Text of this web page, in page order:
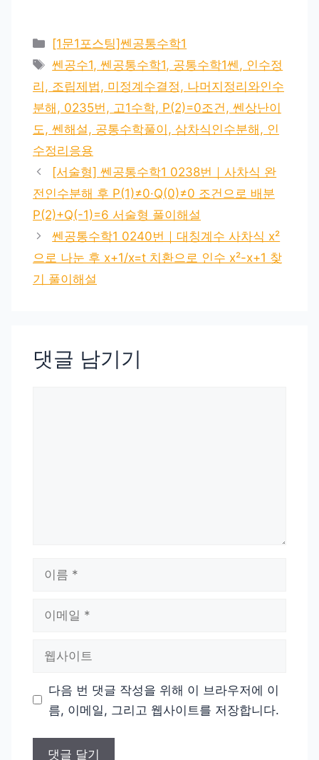
카
테
리
[1문1포스팅]쎈공통수학1
태
그
쎈공수1, 쎈공통수학1, 공통수학1쎈, 인수정
리, 조립제법, 미정계수결정, 나머지정리와인수
분해, 0235번, 고1수학, P(2)=0조건, 쎈상난이
도, 쎈해설, 공통수학풀이, 삼차식인수분해, 인
수정리응용
[서술형] 쎈공통수학1 0238번｜사차식 완
전인수분해 후 P(1)≠0·Q(0)≠0 조건으로 배분
P(2)+Q(-1)=6 서술형 풀이해설
쎈공통수학1 0240번｜대칭계수 사차식 x²
으로 나눈 후 x+1/x=t 치환으로 인수 x²-x+1 찾
기 풀이해설
댓글 남기기
트
다음 번 댓글 작성을 위해 이 브라우저에 이
름, 이메일, 그리고 웹사이트를 저장합니다.